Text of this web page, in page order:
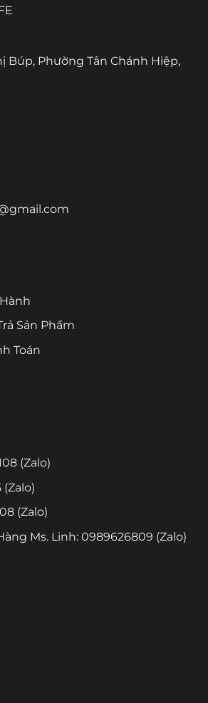
Búp, Phường Tân Chánh Hiệp,
Sản Phẩm
Toán
(Zalo)
(Zalo)
(Zalo)
Ms. Linh: 0989626809 (Zalo)